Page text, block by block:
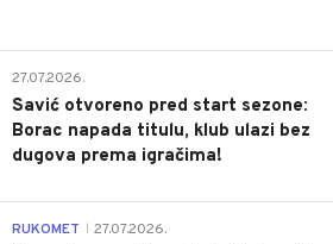
27.07.2026.
Savić otvoreno pred start sezone:
Borac napada titulu, klub ulazi bez
dugova prema igračima!
RUKOMET 27.07.2026.